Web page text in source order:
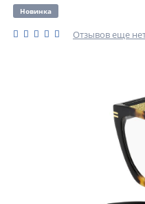
Новинка
Отзывов еще